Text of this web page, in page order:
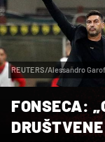
REUTERS/Alessandro
FONSECA: